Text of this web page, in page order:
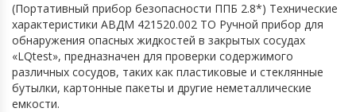
(Портативный прибор безопасности ППБ 2.8*) Технические
характеристики АВДМ 421520.002 ТО Ручной прибор для
обнаружения опасных жидкостей в закрытых сосудах
«LQtest», предназначен для проверки содержимого
различных сосудов, таких как пластиковые и стеклянные
бутылки, картонные пакеты и другие неметаллические
емкости.